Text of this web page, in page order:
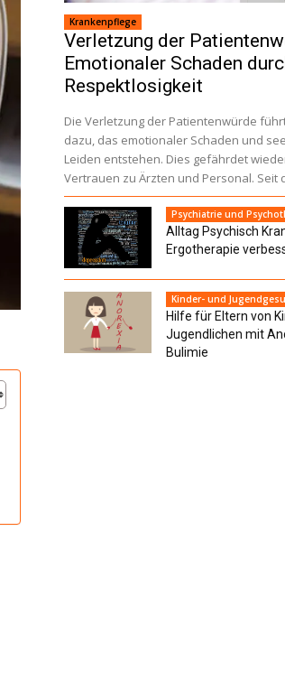
Krankenpflege
Verletzung der
Emotionaler Schaden
Respektlosigkeit
Die Verletzung der Patientenwürde
dazu, das emotionaler Schaden und
Leiden entstehen. Dies gefährdet
Vertrauen zu Ärzten und Personal. Seit
Psychiatrie und
Alltag Psychisch
Ergotherapie
Kinder- und
Hilfe für Eltern von
Jugendlichen mit
Bulimie